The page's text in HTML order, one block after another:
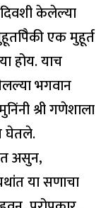
केलेल्या
एक मुहूर्त
होय. याच
भगवान
श्री गणेशाला
घेतले.
असुन,
या सणाचा